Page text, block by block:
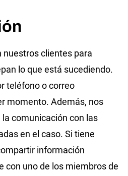
clientes para
lo que está sucediendo.
teléfono o correo
momento. Además, nos
comunicación con las
en el caso. Si tiene
información
con uno de los miembros de